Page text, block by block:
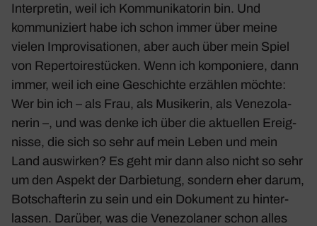
Inter­pretin, weil ich Kommu­ni­ka­torin bin. Und
kommu­ni­ziert habe ich schon immer über meine
vielen Impro­vi­sa­tionen, aber auch über mein Spiel
von Reper­toire­stü­cken. Wenn ich kompo­niere, dann
immer, weil ich eine Geschichte erzählen möchte:
Wer bin ich – als Frau, als Musi­kerin, als Vene­zo­la­
nerin –, und was denke ich über die aktu­ellen Ereig­
nisse, die sich so sehr auf mein Leben und mein
Land auswirken? Es geht mir dann also nicht so sehr
um den Aspekt der Darbie­tung, sondern eher darum,
Botschaf­terin zu sein und ein Doku­ment zu hinter­
lassen. Darüber, was die Vene­zo­laner schon alles